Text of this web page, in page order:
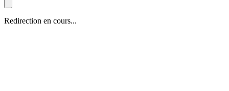
Redirection en cours...